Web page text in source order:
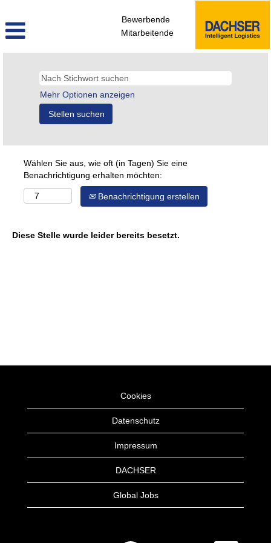
Bewerbende
Mitarbeitende
Mehr Optionen anzeigen
Wählen Sie aus, wie oft (in Tagen) Sie eine
Benachrichtigung erhalten möchten:
Benachrichtigung erstellen
Diese Stelle wurde leider bereits besetzt.
Cookies
Datenschutz
Impressum
DACHSER
Global Jobs